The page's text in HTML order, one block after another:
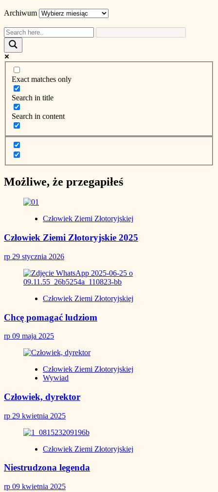
Archiwum
Exact matches only
Search in title
Search in content
Możliwe, że przegapiłeś
Człowiek Ziemi Złotoryjskiej
Człowiek Ziemi Złotoryjskie 2025
rp 29 stycznia 2026
Człowiek Ziemi Złotoryjskiej
Chcę pomagać ludziom
rp 09 maja 2025
Człowiek Ziemi Złotoryjskiej
Wywiad
Człowiek, dyrektor
rp 29 kwietnia 2025
Człowiek Ziemi Złotoryjskiej
Niestrudzona legenda
rp 09 kwietnia 2025